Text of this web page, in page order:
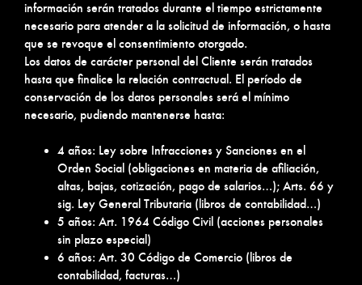
información serán tratados durante el tiempo estrictamente
necesario para atender a la solicitud de información, o hasta
que se revoque el consentimiento otorgado.
Los datos de carácter personal del Cliente serán tratados
hasta que finalice la relación contractual. El período de
conservación de los datos personales será el mínimo
necesario, pudiendo mantenerse hasta:
4 años: Ley sobre Infracciones y Sanciones en el
Orden Social (obligaciones en materia de afiliación,
altas, bajas, cotización, pago de salarios…); Arts. 66 y
sig. Ley General Tributaria (libros de contabilidad…)
5 años: Art. 1964 Código Civil (acciones personales
sin plazo especial)
6 años: Art. 30 Código de Comercio (libros de
contabilidad, facturas…)